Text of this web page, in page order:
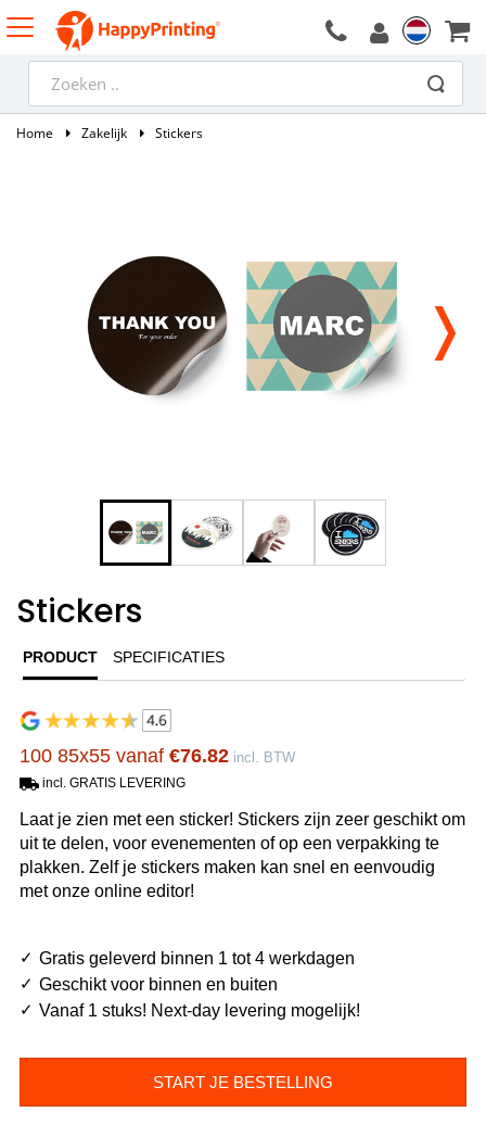
Home Zakelijk Stickers
Stickers
PRODUCT SPECIFICATIES
100 85x55 vanaf €76.82 incl. BTW
incl. GRATIS LEVERING
Laat je zien met een sticker! Stickers zijn zeer geschikt om
uit te delen, voor evenementen of op een verpakking te
plakken. Zelf je stickers maken kan snel en eenvoudig
met onze online editor!
Gratis geleverd binnen 1 tot 4 werkdagen
Geschikt voor binnen en buiten
Vanaf 1 stuks! Next-day levering mogelijk!
START JE BESTELLING